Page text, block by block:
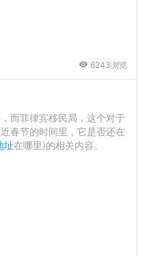
6243浏览
而菲律宾移民局，这个对于
春节的时间里，它是否还在
址在哪里)的相关内容。